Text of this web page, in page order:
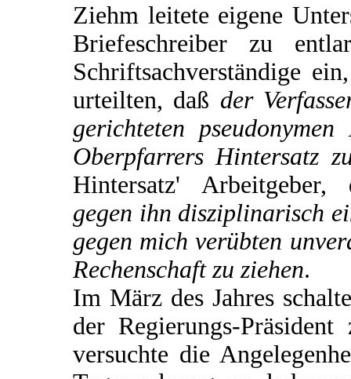
Ziehm leitete eigene
Briefeschreiber zu
Schriftsachverständige
urteilten, daß der
gerichteten
Oberpfarrers Hintersatz
Hintersatz'
gegen ihn disziplinarisch
gegen mich verübten
Rechenschaft zu ziehen.
Im März des Jahres
der Regierungs-
versuchte die